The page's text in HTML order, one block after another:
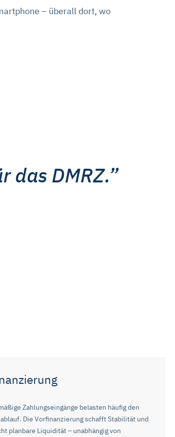
und
ändern oder
– überall dort, wo
das DMRZ.
Zahlungseingänge belasten häufig den
Die Vorfinanzierung schafft Stabilität und
planbare Liquidität – unabhängig von